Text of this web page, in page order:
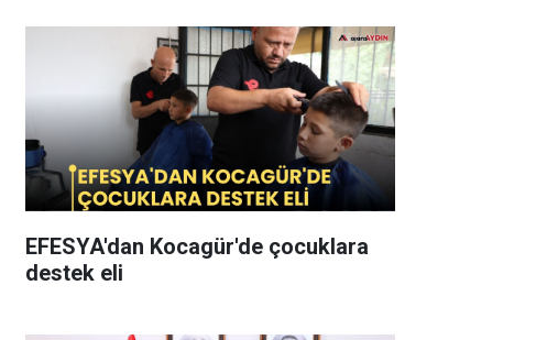
EFESYA'dan Kocagür'de çocuklara
destek eli